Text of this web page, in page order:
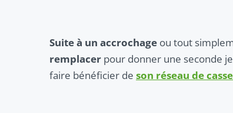
Suite à un accrochage ou tout
remplacer pour donner une seconde
faire bénéficier de son réseau de